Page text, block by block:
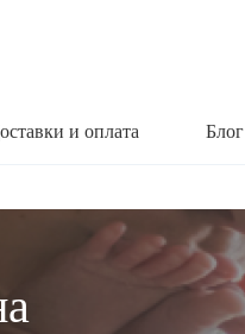
и оплата Блог